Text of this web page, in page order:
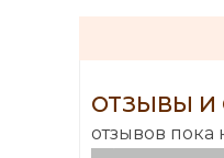
ОТЗЫВЫ И
отзывов пока